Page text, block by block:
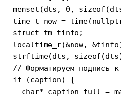
memset(dts, 0,
time_t now =
  struct tm tinfo;
localtime_r(&now,
strftime(dts,
// Форматируем подпись к
  if (caption) {
char* caption_full =